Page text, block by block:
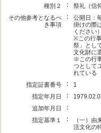
種別２
：
祭礼（信
その他参考となるべ
き事項
：
公開日：
掛けの際
ください）
※この行
祭」とし
文化財に
※この行
つとして
れている
指定証書番号
：
1
指定年月日
：
追加年月日
：
指定基準１ ：
（一）
活文化の